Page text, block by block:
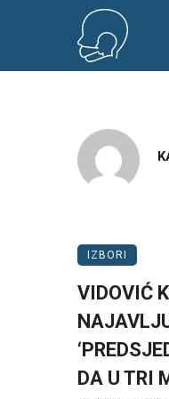
IZBORI
VIDOVIĆ
DA U TRI